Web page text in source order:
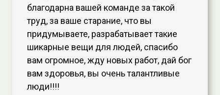
благодарна вашей команде за такой
труд, за ваше старание, что вы
придумываете, разрабатывает такие
шикарные вещи для людей, спасибо
вам огромное, жду новых работ, дай бог
вам здоровья, вы очень талантливые
люди!!!!